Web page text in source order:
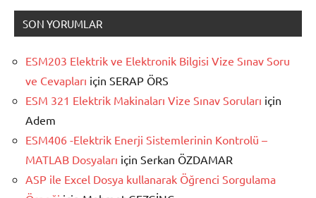
SON YORUMLAR
ESM203 Elektrik ve Elektronik Bilgisi Vize Sınav Soru
ve Cevapları için SERAP ÖRS
ESM 321 Elektrik Makinaları Vize Sınav Soruları için
Adem
ESM406 -Elektrik Enerji Sistemlerinin Kontrolü –
MATLAB Dosyaları için Serkan ÖZDAMAR
ASP ile Excel Dosya kullanarak Öğrenci Sorgulama